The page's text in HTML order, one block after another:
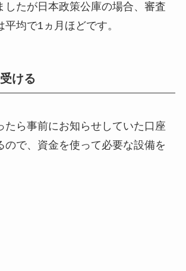
したが日本政策公庫の場合、審査
均で1ヵ月ほどです。
ける
たら事前にお知らせしていた口座
ので、資金を使って必要な設備を